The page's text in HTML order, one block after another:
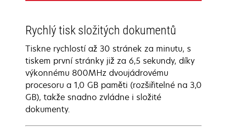
Rychlý tisk složitých dokumentů
Tiskne rychlostí až 30 stránek za minutu, s
tiskem první stránky již za 6,5 sekundy, díky
výkonnému 800MHz dvoujádrovému
procesoru a 1,0 GB paměti (rozšiřitelné na 3,0
GB), takže snadno zvládne i složité
dokumenty.